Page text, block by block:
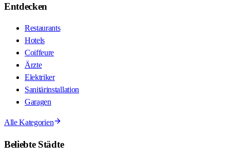
Entdecken
Restaurants
Hotels
Coiffeure
Ärzte
Elektriker
Sanitärinstallation
Garagen
Alle Kategorien
Beliebte Städte